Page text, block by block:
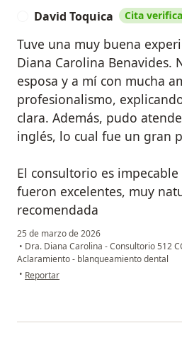
David Toquica Cita
Tuve una muy buena
Diana Carolina Benavides.
esposa y a mí con mucha
profesionalismo,
clara. Además, pudo
inglés, lo cual fue un gran
El consultorio es
fueron excelentes, muy
recomendada
25 de marzo de 2026
• Dra. Diana Carolina - Consultorio 512
Aclaramiento - blanqueamiento dental
• en opinión del usuario David Toquica
Reportar